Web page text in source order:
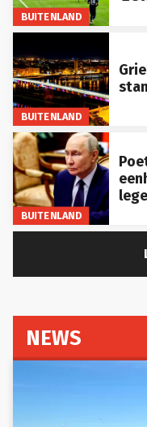
BUITENLAND
BUITENLAND
BUITENLAND
NEWS